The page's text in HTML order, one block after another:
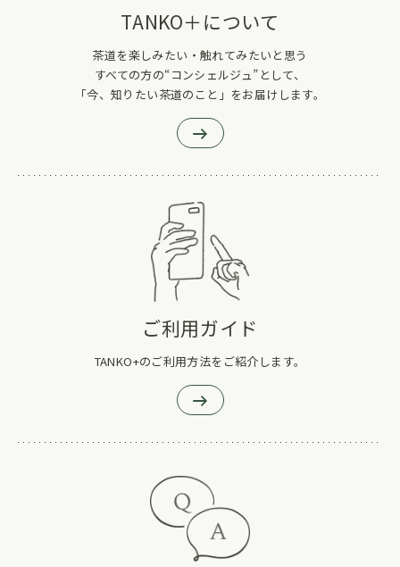
TANKO＋について
茶道を楽しみたい・触れてみたいと思う
すべての方の“コンシェルジュ”として、
「今、知りたい茶道のこと」をお届けします。
ご利用ガイド
TANKO+のご利用方法をご紹介します。